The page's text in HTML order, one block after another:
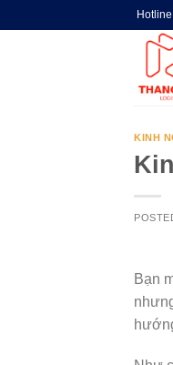
to
KINH
Bạn